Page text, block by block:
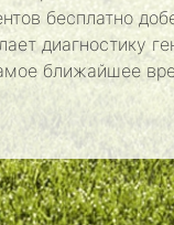
бесплатно
диагностику
ближайшее